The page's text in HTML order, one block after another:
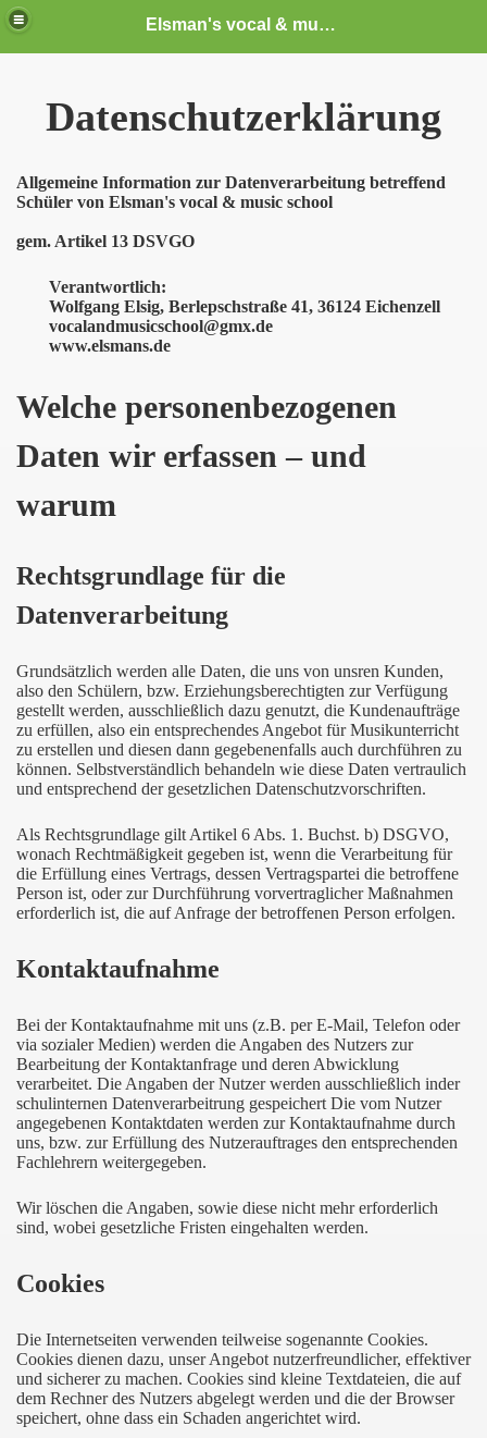
Elsman's vocal & music school
Datenschutzerklärung
Allgemeine Information zur Datenverarbeitung betreffend
Schüler von Elsman's vocal & music school
gem. Artikel 13 DSVGO
Verantwortlich:
Wolfgang Elsig, Berlepschstraße 41, 36124 Eichenzell
vocalandmusicschool@gmx.de
www.elsmans.de
Welche personenbezogenen
Daten wir erfassen – und
warum
Rechtsgrundlage für die
Datenverarbeitung
Grundsätzlich werden alle Daten, die uns von unsren Kunden,
also den Schülern, bzw. Erziehungsberechtigten zur Verfügung
gestellt werden, ausschließlich dazu genutzt, die Kundenaufträge
zu erfüllen, also ein entsprechendes Angebot für Musikunterricht
zu erstellen und diesen dann gegebenenfalls auch durchführen zu
können. Selbstverständlich behandeln wie diese Daten vertraulich
und entsprechend der gesetzlichen Datenschutzvorschriften.
Als Rechtsgrundlage gilt Artikel 6 Abs. 1. Buchst. b) DSGVO,
wonach Rechtmäßigkeit gegeben ist, wenn die Verarbeitung für
die Erfüllung eines Vertrags, dessen Vertragspartei die betroffene
Person ist, oder zur Durchführung vorvertraglicher Maßnahmen
erforderlich ist, die auf Anfrage der betroffenen Person erfolgen.
Kontaktaufnahme
Bei der Kontaktaufnahme mit uns (z.B. per E-Mail, Telefon oder
via sozialer Medien) werden die Angaben des Nutzers zur
Bearbeitung der Kontaktanfrage und deren Abwicklung
verarbeitet. Die Angaben der Nutzer werden ausschließlich inder
schulinternen Datenverarbeitrung gespeichert Die vom Nutzer
angegebenen Kontaktdaten werden zur Kontaktaufnahme durch
uns, bzw. zur Erfüllung des Nutzerauftrages den entsprechenden
Fachlehrern weitergegeben.
Wir löschen die Angaben, sowie diese nicht mehr erforderlich
sind, wobei gesetzliche Fristen eingehalten werden.
Cookies
Die Internetseiten verwenden teilweise sogenannte Cookies.
Cookies dienen dazu, unser Angebot nutzerfreundlicher, effektiver
und sicherer zu machen. Cookies sind kleine Textdateien, die auf
dem Rechner des Nutzers abgelegt werden und die der Browser
speichert, ohne dass ein Schaden angerichtet wird.